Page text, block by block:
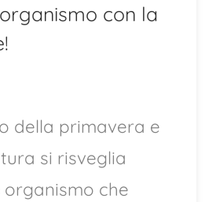
con la
della primavera e
si risveglia
che